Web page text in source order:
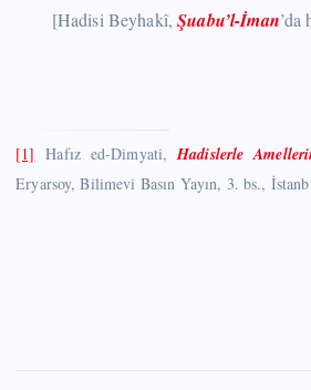
[Hadisi Beyhakî,Şuabu’l-İman’da
[1] Hafız ed-Dimyati,Hadislerle
Eryarsoy, Bilimevi Basın Yayın, 3. bs.,